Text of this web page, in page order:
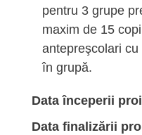
pentru 3 grupe
maxim de 15
antepreşcolari
în grupă.
Data începerii
Data finalizării